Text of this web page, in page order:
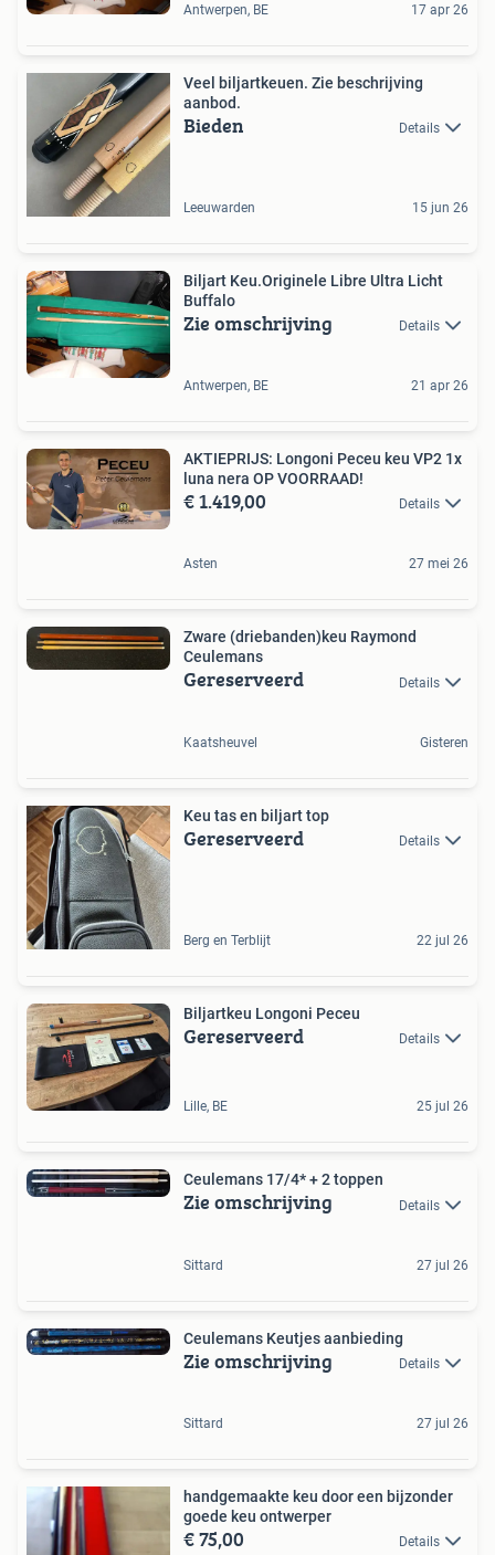
Antwerpen, BE 17 apr 26
Veel biljartkeuen. Zie beschrijving
aanbod.
Bieden Details
Leeuwarden 15 jun 26
Biljart Keu.Originele Libre Ultra Licht
Buffalo
Zie omschrijving Details
Antwerpen, BE 21 apr 26
AKTIEPRIJS: Longoni Peceu keu VP2 1x
luna nera OP VOORRAAD!
€ 1.419,00 Details
Asten 27 mei 26
Zware (driebanden)keu Raymond
Ceulemans
Gereserveerd Details
Kaatsheuvel Gisteren
Keu tas en biljart top
Gereserveerd Details
Berg en Terblijt 22 jul 26
Biljartkeu Longoni Peceu
Gereserveerd Details
Lille, BE 25 jul 26
Ceulemans 17/4* + 2 toppen
Zie omschrijving Details
Sittard 27 jul 26
Ceulemans Keutjes aanbieding
Zie omschrijving Details
Sittard 27 jul 26
handgemaakte keu door een bijzonder
goede keu ontwerper
€ 75,00 Details